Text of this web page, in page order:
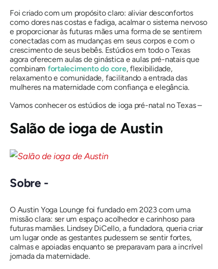
Foi criado com um propósito claro: aliviar desconfortos
como dores nas costas e fadiga, acalmar o sistema nervoso
e proporcionaràs futuras mãesuma forma de se sentirem
conectadas com as mudanças em seus corpos e com o
crescimento de seus bebês. Estúdios em todo o Texas
agora oferecem aulas de ginástica e aulas pré-natais que
combinam fortalecimento do core, flexibilidade,
relaxamento e comunidade, facilitando a entrada das
mulheres na maternidade com confiança e elegância.
Vamos conhecer os estúdios de ioga pré-natal no Texas –
Salão de ioga de Austin
Sobre -
O Austin Yoga Lounge foi fundado em 2023 com uma
missão clara: ser um espaço acolhedor e carinhoso para
futuras mamães. Lindsey DiCello, a fundadora, queria criar
um lugar onde as gestantes pudessem se sentir fortes,
calmas e apoiadas enquanto se preparavam para a incrível
jornada da maternidade.